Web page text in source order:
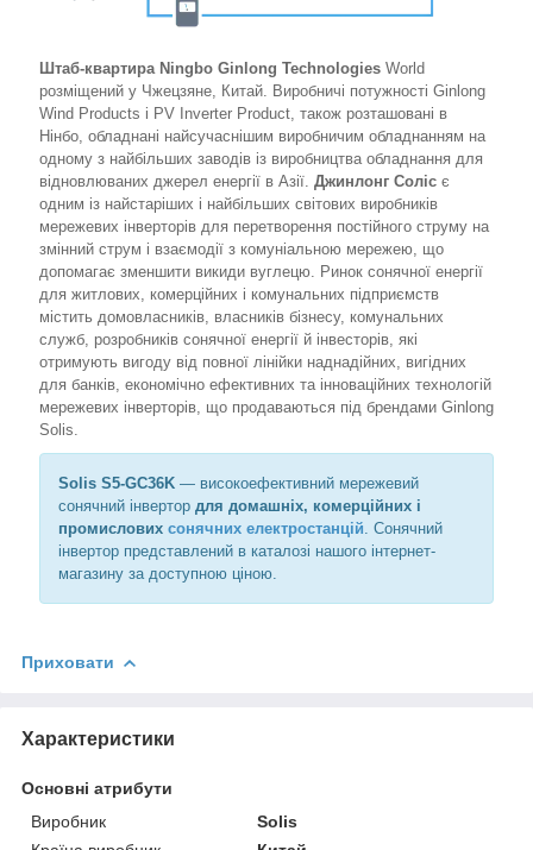
Штаб-квартира Ningbo Ginlong Technologies World
розміщений у Чжецзяне, Китай. Виробничі потужності Ginlong
Wind Products і PV Inverter Product, також розташовані в
Нінбо, обладнані найсучаснішим виробничим обладнанням на
одному з найбільших заводів із виробництва обладнання для
відновлюваних джерел енергії в Азії. Джинлонг Соліс є
одним із найстаріших і найбільших світових виробників
мережевих інверторів для перетворення постійного струму на
змінний струм і взаємодії з комуніальною мережею, що
допомагає зменшити викиди вуглецю. Ринок сонячної енергії
для житлових, комерційних і комунальних підприємств
містить домовласників, власників бізнесу, комунальних
служб, розробників сонячної енергії й інвесторів, які
отримують вигоду від повної лінійки наднадійних, вигідних
для банків, економічно ефективних та інноваційних технологій
мережевих інверторів, що продаваються під брендами Ginlong
Solis.
Solis S5-GC36K — високоефективний мережевий
сонячний інвертор для домашніх, комерційних і
промислових сонячних електростанцій . Сонячний
інвертор представлений в каталозі нашого інтернет-
магазину за доступною ціною.
Приховати
Характеристики
Основні атрибути
Виробник
Solis